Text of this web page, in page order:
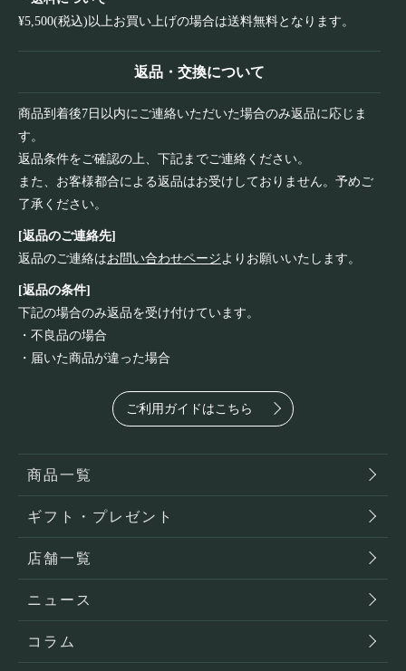
¥5,500(税込)以上お買い上げの場合は送料無料となります。
返品・交換について
商品到着後7日以内にご連絡いただいた場合のみ返品に応じま
す。
返品条件をご確認の上、下記までご連絡ください。
また、お客様都合による返品はお受けしておりません。予めご
了承ください。
[返品のご連絡先]
返品のご連絡はお問い合わせページ よりお願いいたします。
[返品の条件]
下記の場合のみ返品を受け付けています。
・不良品の場合
・届いた商品が違った場合
ご利用ガイドはこちら
商品一覧
ギフト・プレゼント
店舗一覧
ニュース
コラム